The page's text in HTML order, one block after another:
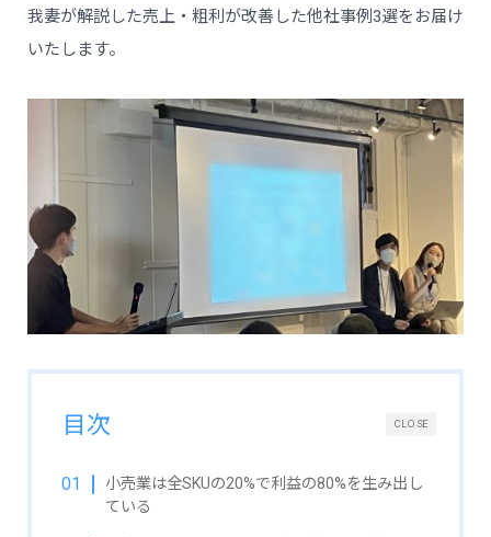
我妻が解説した売上・粗利が改善した他社事例3選をお届け
いたします。
CLOSE
目次
小売業は全SKUの20%で利益の80%を生み出し
ている